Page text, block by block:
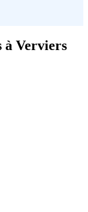
à Verviers